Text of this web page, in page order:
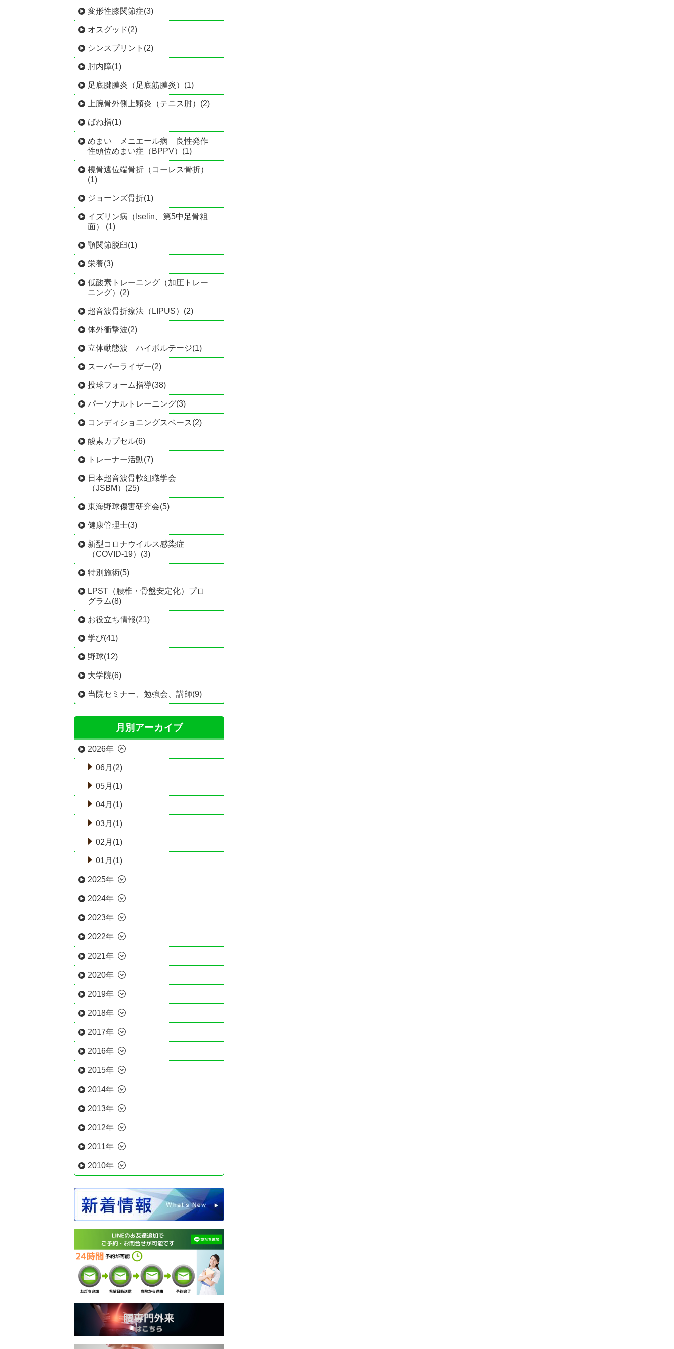
変形性膝関節症(3)
オスグッド(2)
シンスプリント(2)
肘内障(1)
足底腱膜炎（足底筋膜炎）(1)
上腕骨外側上顆炎（テニス肘）(2)
ばね指(1)
めまい メニエール病 良性発作
性頭位めまい症（BPPV）(1)
橈骨遠位端骨折（コーレス骨折）
(1)
ジョーンズ骨折(1)
イズリン病（Iselin、第5中足骨粗
面） (1)
顎関節脱臼(1)
栄養(3)
低酸素トレーニング（加圧トレー
ニング）(2)
超音波骨折療法（LIPUS）(2)
体外衝撃波(2)
立体動態波 ハイボルテージ(1)
スーパーライザー(2)
投球フォーム指導(38)
パーソナルトレーニング(3)
コンディショニングスペース(2)
酸素カプセル(6)
トレーナー活動(7)
日本超音波骨軟組織学会
（JSBM）(25)
東海野球傷害研究会(5)
健康管理士(3)
新型コロナウイルス感染症
（COVID-19）(3)
特別施術(5)
LPST（腰椎・骨盤安定化）プロ
グラム(8)
お役立ち情報(21)
学び(41)
野球(12)
大学院(6)
当院セミナー、勉強会、講師(9)
月別アーカイブ
2026年
06月(2)
05月(1)
04月(1)
03月(1)
02月(1)
01月(1)
2025年
2024年
2023年
2022年
2021年
2020年
2019年
2018年
2017年
2016年
2015年
2014年
2013年
2012年
2011年
2010年